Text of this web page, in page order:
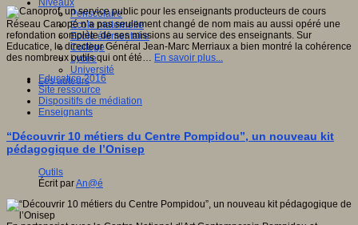
Niveaux
Périscolaire
Ecole maternelle
Ecole élémentaire
Collège
Lycée
Université
Les auteurs
Réseau Canopé n’a pas seulement changé de nom mais au aussi opéré une
refondation complète de ses missions au service des enseignants. Sur
Educatice, le directeur Général Jean-Marc Merriaux a bien montré la cohérence
des nombreux outils qui ont été… En savoir plus...
Educatice 2016
Site ressource
Dispositifs de médiation
Enseignants
“Découvrir 10 métiers du Centre Pompidou”, un nouveau kit
pédagogique de l’Onisep
Outils
Écrit parAn@é